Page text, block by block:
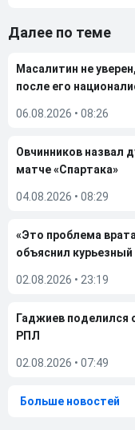
Далее по теме
Масалитин не
после его
06.08.2026 • 08:26
Овчинников назвал
матче «Спартака»
04.08.2026 • 08:29
«Это проблема
объяснил
02.08.2026 • 23:19
Гаджиев поделился
РПЛ
02.08.2026 • 07:49
Больше новостей